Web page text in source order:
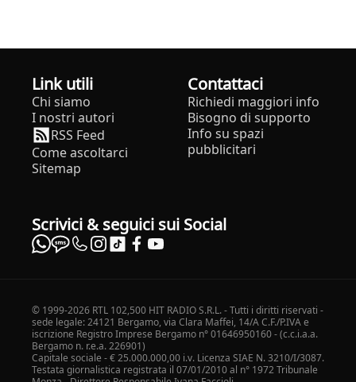
Link utili
Chi siamo
I nostri autori
RSS Feed
Come ascoltarci
Sitemap
Contattaci
Richiedi maggiori info
Bisogno di supporto
Info su spazi
pubblicitari
Scrivici & seguici sui Social
© 1999-2026 RTL 102,500 HIT RADIO S.R.L. - Tutti i diritti riservati -
sede legale: 24121 Bergamo, via Clara Maffei, 14/A C.F./P.IVA e
iscrizione Registro Imprese Bergamo n° 01646950160 - (c.c.i.a.a.
Bergamo n. r.e.a. 226901)
Capitale sociale - € 25.000.000,00 i.v. Licenza SIAE N. 3210/I/3087.
Testata giornalistica registrata il 07/01/2010 al n° 1972 Tribunale